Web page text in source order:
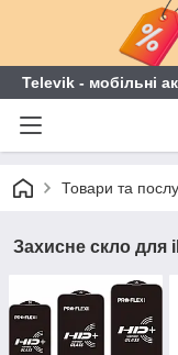
Televik - мобільні
Товари та
Захисне скло для